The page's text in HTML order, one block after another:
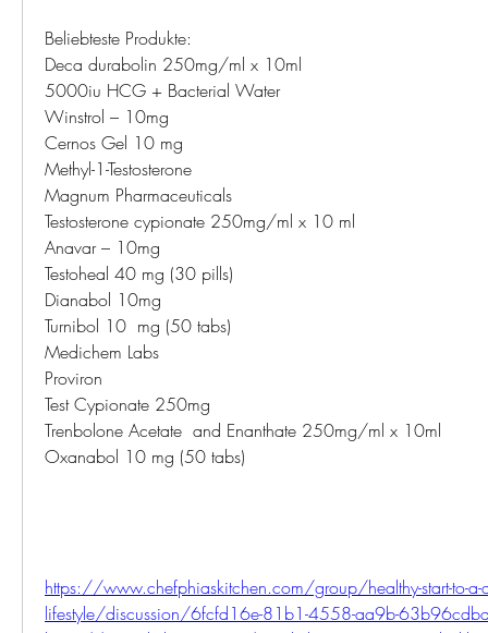
Beliebteste Produkte:
Deca durabolin 250mg/ml x 10ml
5000iu HCG + Bacterial Water
Winstrol – 10mg
Cernos Gel 10 mg
Methyl-1-Testosterone
Magnum Pharmaceuticals
Testosterone cypionate 250mg/ml x 10 ml
Anavar – 10mg
Testoheal 40 mg (30 pills)
Dianabol 10mg
Turnibol 10  mg (50 tabs)
Medichem Labs
Proviron
Test Cypionate 250mg
Trenbolone Acetate  and Enanthate 250mg/ml x 10ml
Oxanabol 10 mg (50 tabs)
https://www.chefphiaskitchen.com/group/healthy-start-to-a-
lifestyle/discussion/6fcfd16e-81b1-4558-aa9b-